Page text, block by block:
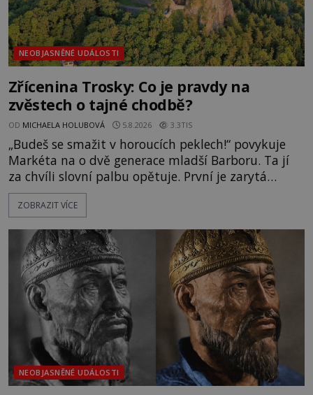
NEOBJASNĚNÉ UDÁLOSTI
Zřícenina Trosky: Co je pravdy na
zvěstech o tajné chodbě?
OD MICHAELA HOLUBOVÁ 5.8.2026 3.3TIS
„Budeš se smažit v horoucích peklech!“ povykuje
Markéta na o dvě generace mladší Barboru. Ta jí
za chvíli slovní palbu opětuje. První je zarytá
katolička, druhá přesvědčená kališnice. A každá z
nich se usídlí na jedné z věží slavného hradu
mezi vůdce protihusitského boje. Za manželku má
skutečně jistou
ZOBRAZIT VÍCE
NEOBJASNĚNÉ UDÁLOSTI